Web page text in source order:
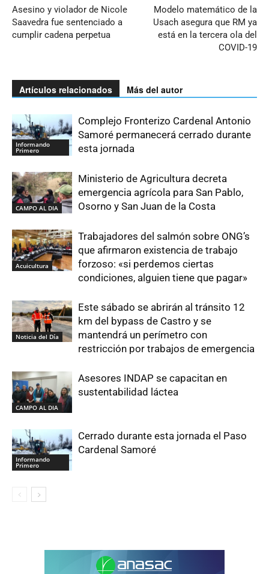
Asesino y violador de Nicole
Saavedra fue sentenciado a
cumplir cadena perpetua
Modelo matemático de la
Usach asegura que RM ya
está en la tercera ola del
COVID-19
Artículos relacionados Más del autor
Informando
Primero
Complejo Fronterizo Cardenal Antonio
Samoré permanecerá cerrado durante
esta jornada
CAMPO AL DIA
Ministerio de Agricultura decreta
emergencia agrícola para San Pablo,
Osorno y San Juan de la Costa
Acuicultura
Trabajadores del salmón sobre ONG’s
que afirmaron existencia de trabajo
forzoso: «si perdemos ciertas
condiciones, alguien tiene que pagar»
Noticia del Día
Este sábado se abrirán al tránsito 12
km del bypass de Castro y se
mantendrá un perímetro con
restricción por trabajos de emergencia
CAMPO AL DIA
Asesores INDAP se capacitan en
sustentabilidad láctea
Informando
Primero
Cerrado durante esta jornada el Paso
Cardenal Samoré